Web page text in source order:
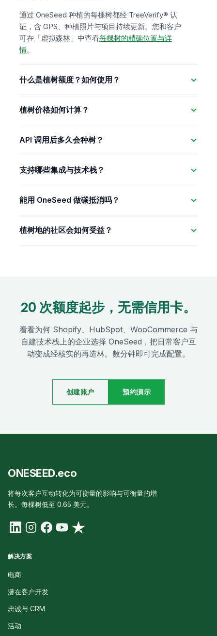
通过 OneSeed 种植的每棵树都经 TreeVerify® 认
证，含 GPS、种植照片与项目持续更新。您和客户
可在「虚拟森林」中查看每棵树的精确位置与详
情。
什么是植树额度？如何使用？
植树价格如何计算？
API 调用后多久会种树？
支持哪些集成与技术栈？
能用 OneSeed 做碳抵消吗？
植树地的社区会如何受益？
20 次额度起步，无需信用卡。
看看为何 Shopify、HubSpot、WooCommerce 与
自建技术栈上的企业选择 OneSeed，把日常客户互
动变成经核实的再造林。数分钟即可完成配置。
创建账户 预约演示
ONESEED.eco
将每次客户互动转化为可衡量的影响与可衡量的增
长。每棵树低至 0.65 美元。
解决方案
电商
潜在客户开发
忠诚与 CRM
活动